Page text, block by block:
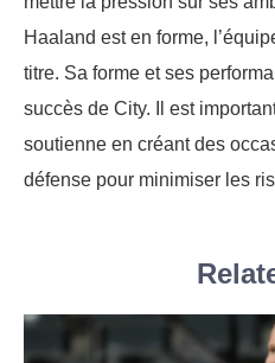
Haaland est en forme,
titre. Sa forme et ses
succès de City. Il est
soutienne en créant des
défense pour minimiser les